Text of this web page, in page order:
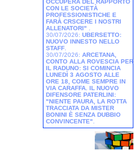
OCCUPERÀ DEL RAPPORTO
CON LE SOCIETÀ
PROFESSIONISTICHE E
FARÀ CRSCERE I NOSTRI
ALLENATORI"
30/07/2026: UBERSETTO:
NUOVO INNESTO NELLO
STAFF
30/07/2026: ARCETANA,
CONTO ALLA ROVESCIA PER
IL RADUNO: SI COMINCIA
LUNEDÌ 3 AGOSTO ALLE
ORE 18, COME SEMPRE IN
VIA CARAFFA. IL NUOVO
DIFENSORE PATERLINI:
"NIENTE PAURA, LA ROTTA
TRACCIATA DA MISTER
BONINI È SENZA DUBBIO
CONVINCENTE"